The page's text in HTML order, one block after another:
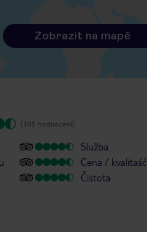
Zobrazit na mapě
(305 hodnocení)
Služba
Cena / kvalitaść
Čistota